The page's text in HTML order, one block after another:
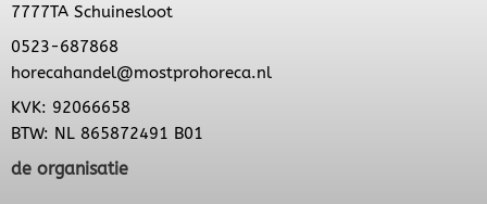
7777TA Schuinesloot
0523-687868
horecahandel@mostprohoreca.nl
KVK: 92066658
BTW: NL 865872491 B01
de organisatie